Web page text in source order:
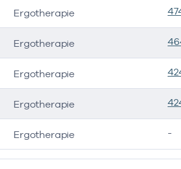
Ergotherapie
Ergotherapie
Ergotherapie
Ergotherapie
Ergotherapie -
31-